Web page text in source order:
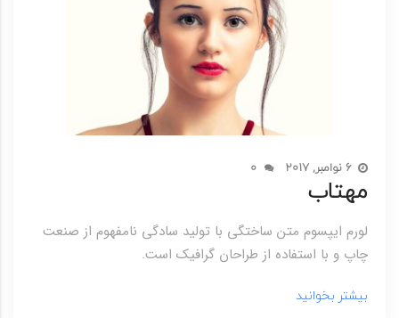
6 نوامبر, 2017 0
مهتاب
لورم ایپسوم متن ساختگی با تولید سادگی نامفهوم از صنعت
چاپ و با استفاده از طراحان گرافیک است.
بیشتر بخوانید